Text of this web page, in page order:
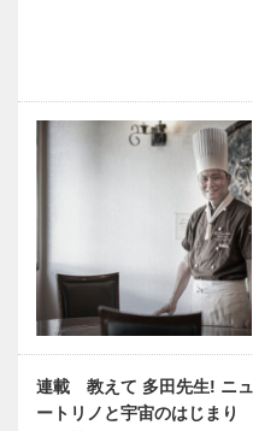
連載 教えて 多田先生! ニュ
ートリノと宇宙のはじまり